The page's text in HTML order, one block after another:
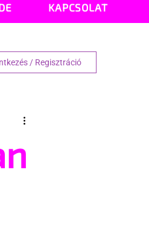
KAPCSOLAT
/ Regisztráció